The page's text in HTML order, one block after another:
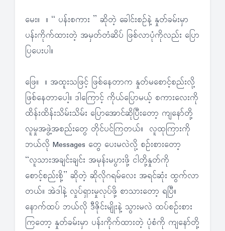
မေး။ ။ “ ပန်းစကား ” ဆိုတဲ့ ခေါင်းစဉ်နဲ့ နှုတ်ခမ်းမှာ
ပန်းကိုက်ထားတဲ့ အမှတ်တံဆိပ် ဖြစ်လာပုံကိုလည်း ပြော
ပြပေးပါ။
ဖြေ။ ။ အထူးသဖြင့် ဖြစ်နေတာက နှုတ်မစောင့်စည်းလို့
ဖြစ်နေတာပေါ့။ ဒါကြောင့် ကိုယ်ပြောမယ့် စကားလေးကို
ထိန်းထိန်းသိမ်းသိမ်း ပြောအောင်ဆိုပြီးတော့ ကျနော်တို့
လူမှုအဖွဲ့အစည်းတွေ တိုင်ပင်ကြတယ်။ လူထုကြားကို
ဘယ်လို Messages တွေ ပေးမလဲလို့ စဉ်းစားတော့
“လူသားအချင်းချင်း အမုန်းမပွားဖို့ ငါတို့နှုတ်ကို
စောင့်စည်းစို့” ဆိုတဲ့ ဆိုလိုဂရမ်လေး အရင်ဆုံး ထွက်လာ
တယ်။ အဲဒါနဲ့ လှုပ်ရှားမှုလုပ်ဖို့ စာသားတော့ ရပြီ။
နောက်ထပ် ဘယ်လို ဒီဇိုင်းမျိုးနဲ့ သွားမလဲ ထပ်စဉ်းစား
ကြတော့ နှုတ်ခမ်းမှာ ပန်းကိုက်ထားတဲ့ ပုံစံကို ကျနော်တို့